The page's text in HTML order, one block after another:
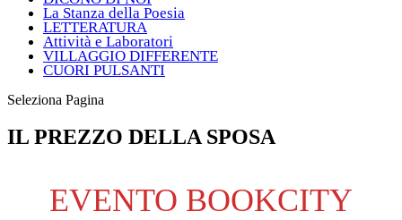
La Stanza della Poesia
LETTERATURA
Attività e Laboratori
VILLAGGIO DIFFERENTE
CUORI PULSANTI
Seleziona Pagina
IL PREZZO DELLA SPOSA
EVENTO BOOKCITY